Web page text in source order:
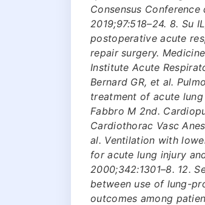
Consensus
2019;97:518–24. 8. Su
postoperative acute
repair surgery.
Institute Acute
Bernard GR, et al.
treatment of acute lung
Fabbro M 2nd.
Cardiothorac Vasc
al. Ventilation with
for acute lung injury
2000;342:1301–8. 12.
between use of lung-
outcomes among